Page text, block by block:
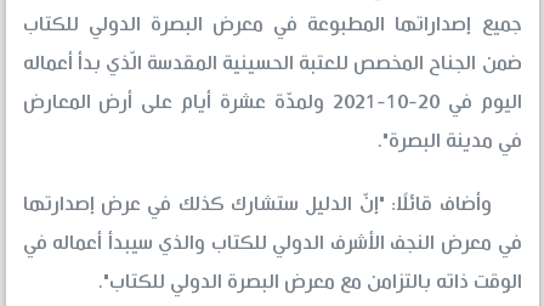
جميع إصداراتها المطبوعة في معرض البصرة الدولي للكتاب
ضمن الجناح المخصص للعتبة الحسينية المقدسة الّذي بدأ أعماله
اليوم في 20-10-2021 ولمدّة عشرة أيام على أرض المعارض
في مدينة البصرة".
وأضاف قائلًا: "إنّ الدليل ستشارك كذلك في عرض إصدارتها
في معرض النجف الأشرف الدولي للكتاب والذي سيبدأ أعماله في
الوقت ذاته بالتزامن مع معرض البصرة الدولي للكتاب".